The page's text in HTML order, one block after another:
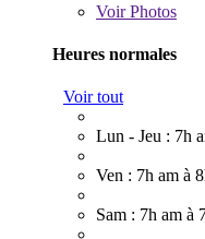
VoirPhotos
Heures normales
Voir tout
Lun - Jeu : 7h
Ven : 7h am à
Sam : 7h am à